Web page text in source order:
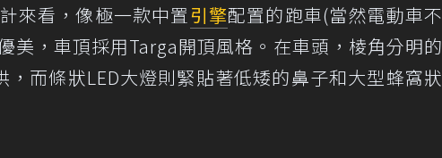
來看，像極一款中置 引擎配置的跑車(當然電動車不
美，車頂採用Targa開頂風格。在車頭，棱角分明的
而條狀LED大燈則緊貼著低矮的鼻子和大型蜂窩狀